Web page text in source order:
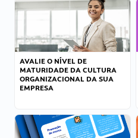
AVALIE O NÍVEL DE
MATURIDADE DA CULTURA
ORGANIZACIONAL DA SUA
EMPRESA